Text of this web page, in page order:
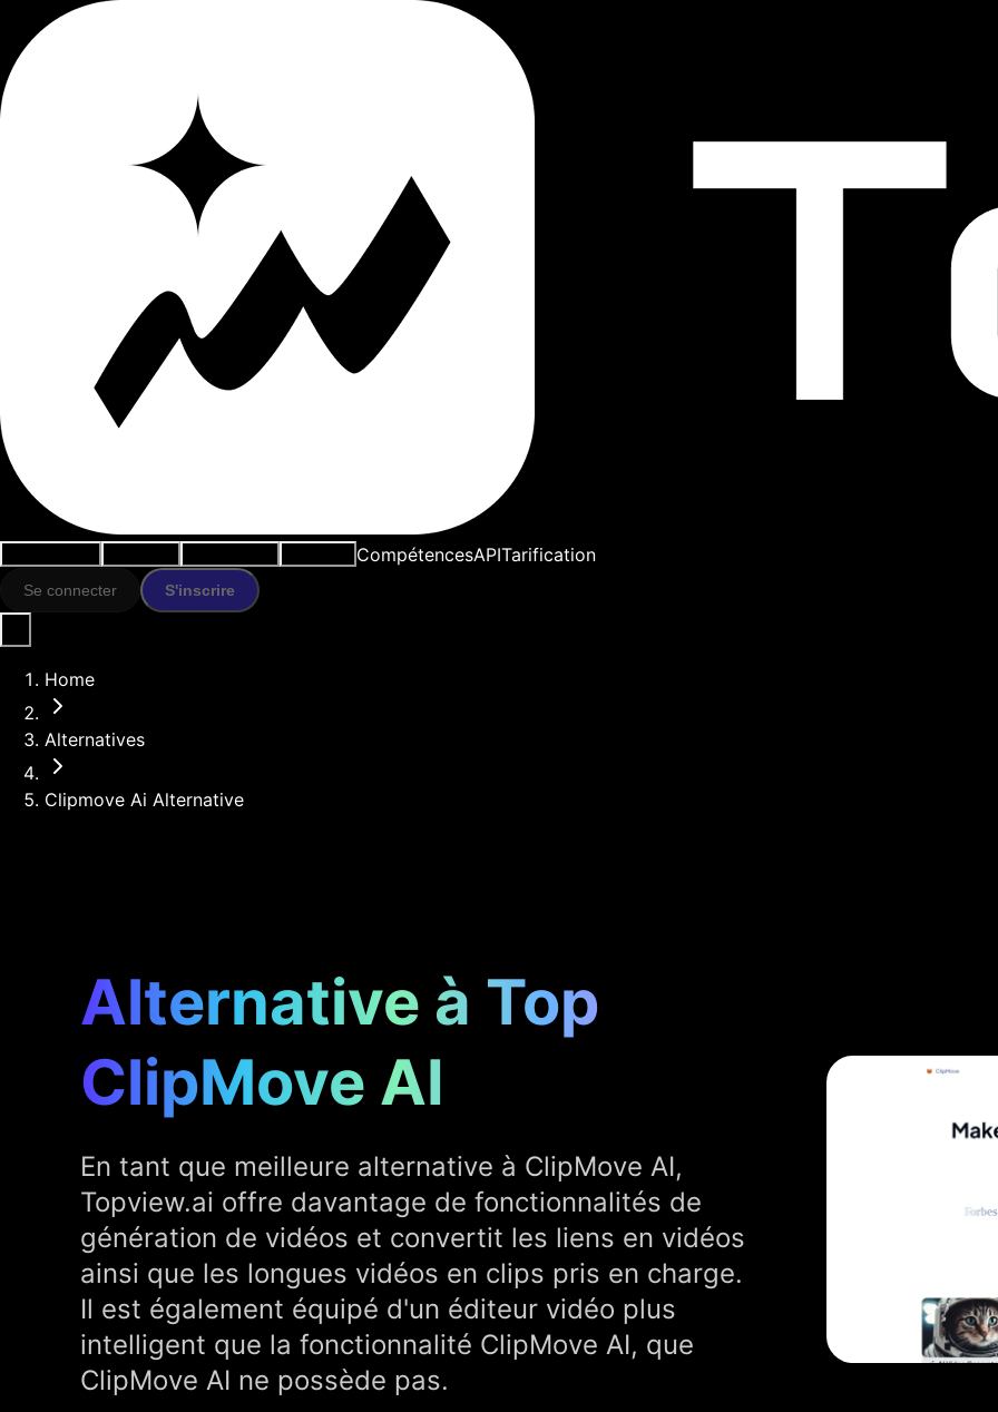
CompétencesAPITarification
Se connecter S'inscrire
Home
Alternatives
Clipmove Ai Alternative
Alternative à Top
ClipMove AI
En tant que meilleure alternative à ClipMove AI,
Topview.ai offre davantage de fonctionnalités de
génération de vidéos et convertit les liens en vidéos
ainsi que les longues vidéos en clips pris en charge.
Il est également équipé d'un éditeur vidéo plus
intelligent que la fonctionnalité ClipMove AI, que
ClipMove AI ne possède pas.